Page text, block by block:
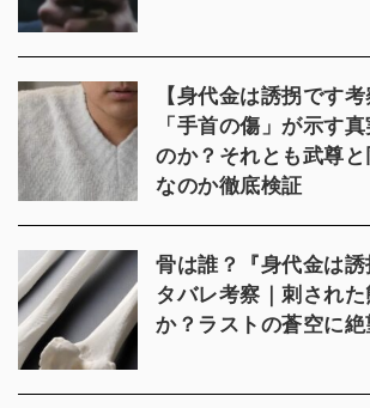
【身代金は誘拐です
「手首の傷」が示す
のか？それとも武尊と
なのか徹底検証
骨は誰？『身代金は
タバレ考察｜刺され
か？ラストの蒼空に絶